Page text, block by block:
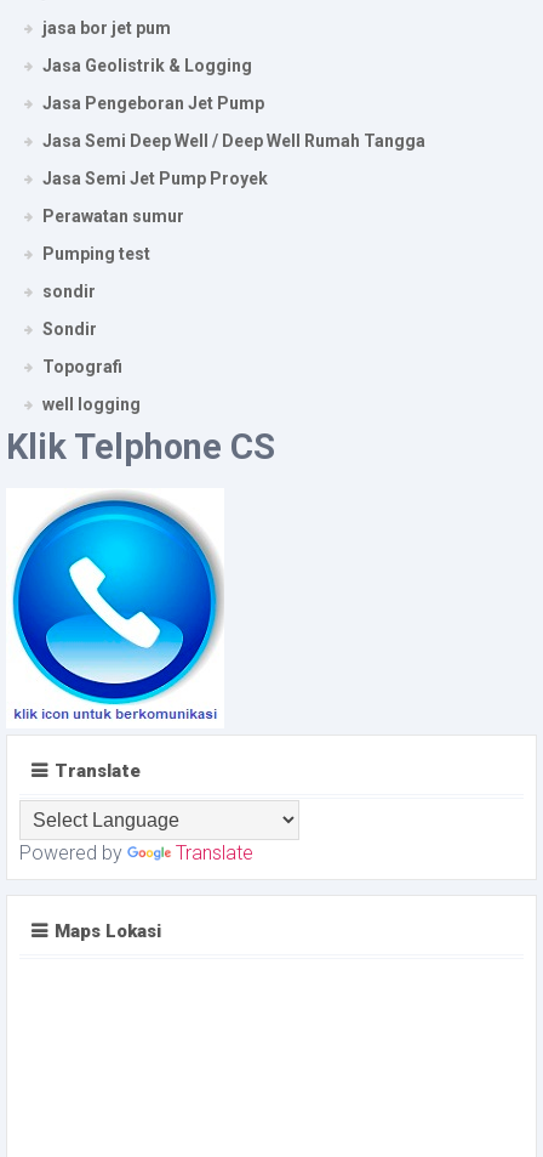
jasa bor jet pum
Jasa Geolistrik & Logging
Jasa Pengeboran Jet Pump
Jasa Semi Deep Well / Deep Well Rumah Tangga
Jasa Semi Jet Pump Proyek
Perawatan sumur
Pumping test
sondir
Sondir
Topografi
well logging
Klik Telphone CS
Translate
Powered by Translate
Maps Lokasi